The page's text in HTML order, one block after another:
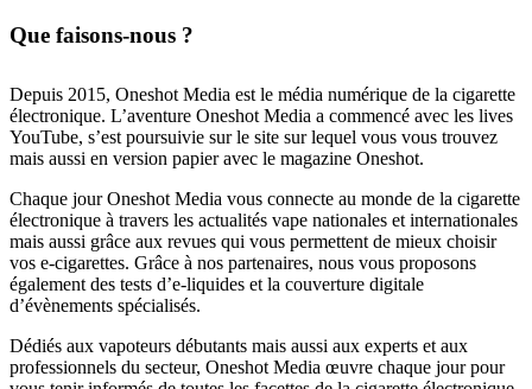
Que faisons-nous ?
Depuis 2015, Oneshot Media est le média numérique de la cigarette
électronique. L’aventure Oneshot Media a commencé avec les lives
YouTube, s’est poursuivie sur le site sur lequel vous vous trouvez
mais aussi en version papier avec le magazine Oneshot.
Chaque jour Oneshot Media vous connecte au monde de la cigarette
électronique à travers les actualités vape nationales et internationales
mais aussi grâce aux revues qui vous permettent de mieux choisir
vos e-cigarettes. Grâce à nos partenaires, nous vous proposons
également des tests d’e-liquides et la couverture digitale
d’évènements spécialisés.
Dédiés aux vapoteurs débutants mais aussi aux experts et aux
professionnels du secteur, Oneshot Media œuvre chaque jour pour